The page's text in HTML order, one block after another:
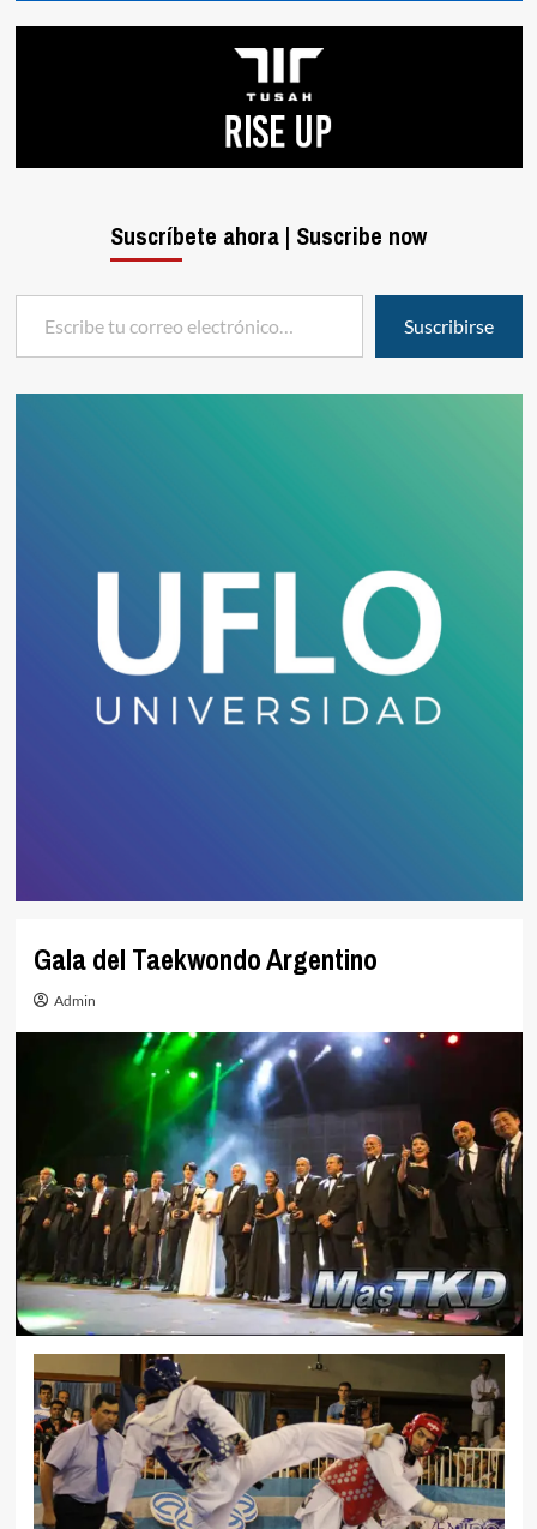
Gala del Taekwondo Argentino
Admin
Suscríbete ahora | Suscribe now
Escribe tu correo electrónico…
Suscribirse